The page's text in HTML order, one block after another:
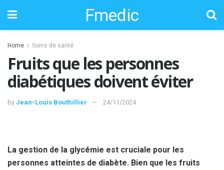
Fmedic
Home Soins de santé
Fruits que les personnes
diabétiques doivent éviter
by Jean-Louis Bouthillier 24/11/2024
La gestion de la glycémie est cruciale pour les
personnes atteintes de diabète. Bien que les fruits